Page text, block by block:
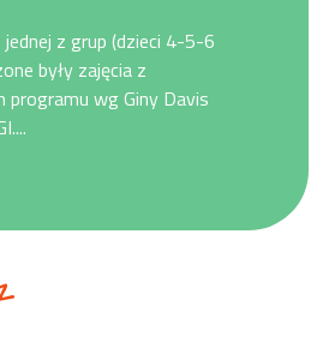
z grup (dzieci 4-5-6
były zajęcia z
wg Giny Davis